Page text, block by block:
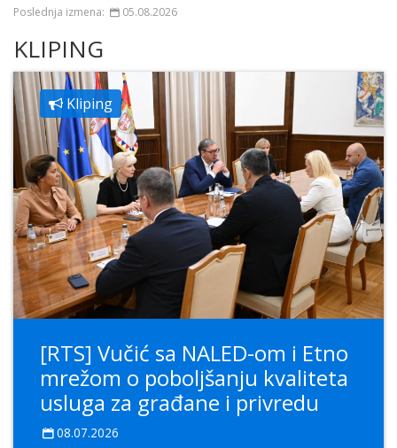
Poslednja izmena:
05.08.2026
KLIPING
Kliping
[RTS] Vučić sa NALED-om i Etno
mrežom o poboljšanju kvaliteta
usluga za građane i privredu
08.07.2026